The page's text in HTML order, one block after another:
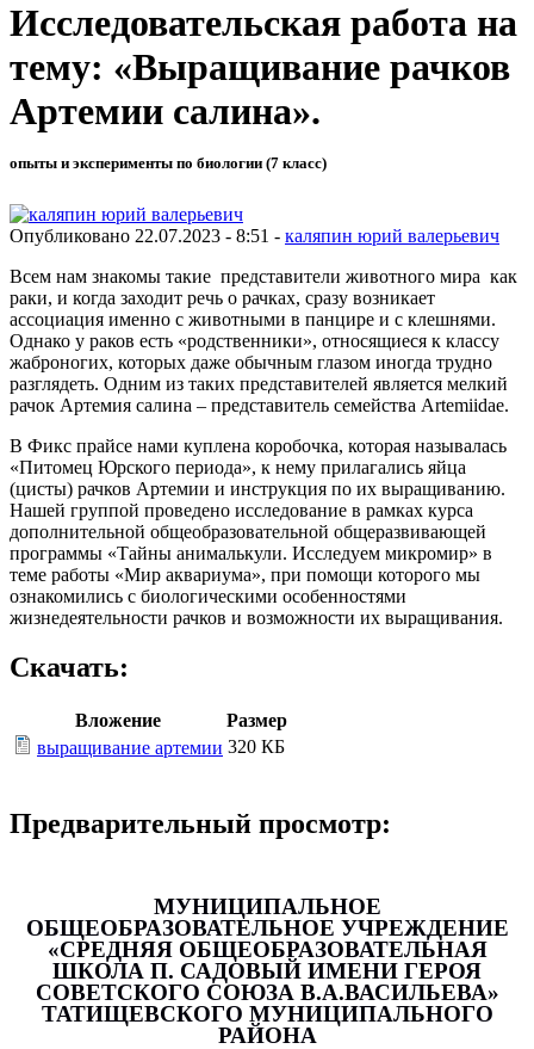
Исследовательская работа на
тему: «Выращивание рачков
Артемии салина».
опыты и эксперименты по биологии (7 класс)
Опубликовано 22.07.2023 - 8:51 - каляпин юрий валерьевич
Всем нам знакомы такие представители животного мира как
раки, и когда заходит речь о рачках, сразу возникает
ассоциация именно с животными в панцире и с клешнями.
Однако у раков есть «родственники», относящиеся к классу
жаброногих, которых даже обычным глазом иногда трудно
разглядеть. Одним из таких представителей является мелкий
рачок Артемия салина – представитель семейства Artemiidae.
В Фикс прайсе нами куплена коробочка, которая называлась
«Питомец Юрского периода», к нему прилагались яйца
(цисты) рачков Артемии и инструкция по их выращиванию.
Нашей группой проведено исследование в рамках курса
дополнительной общеобразовательной общеразвивающей
программы «Тайны анималькули. Исследуем микромир» в
теме работы «Мир аквариума», при помощи которого мы
ознакомились с биологическими особенностями
жизнедеятельности рачков и возможности их выращивания.
Скачать:
Вложение
Размер
выращивание артемии 320 КБ
Предварительный просмотр:
МУНИЦИПАЛЬНОЕ
ОБЩЕОБРАЗОВАТЕЛЬНОЕ УЧРЕЖДЕНИЕ
«СРЕДНЯЯ ОБЩЕОБРАЗОВАТЕЛЬНАЯ
ШКОЛА П. САДОВЫЙ ИМЕНИ ГЕРОЯ
СОВЕТСКОГО СОЮЗА В.А.ВАСИЛЬЕВА»
ТАТИЩЕВСКОГО МУНИЦИПАЛЬНОГО
РАЙОНА